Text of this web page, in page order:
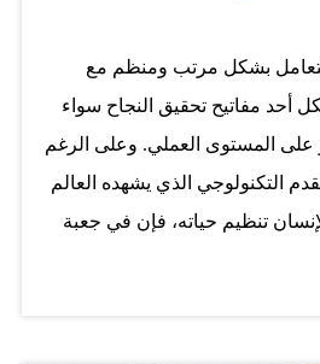
بصري مع من تلتقيه، وأن تحرص
الإيجابية نحوه. وينصح الكاتب
لذلك…
بشكل مرتب ومنظم مع
أحد مفاتيح تحقيق النجاح سواء
المستوى العملي. وعلى الرغم
التكنولوجي الذي يشهده العالم
تنظيم حياته، فإن في جعبة